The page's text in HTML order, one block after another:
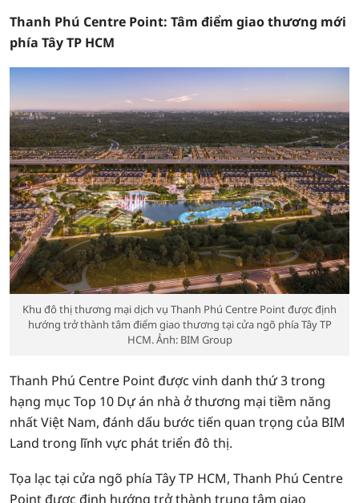
Thanh Phú Centre Point: Tâm điểm giao thương mới
phía Tây TP HCM
Khu đô thị thương mại dịch vụ Thanh Phú Centre Point được định
hướng trở thành tâm điểm giao thương tại cửa ngõ phía Tây TP
HCM. Ảnh: BIM Group
Thanh Phú Centre Point được vinh danh thứ 3 trong
hạng mục Top 10 Dự án nhà ở thương mại tiềm năng
nhất Việt Nam, đánh dấu bước tiến quan trọng của BIM
Land trong lĩnh vực phát triển đô thị.
Tọa lạc tại cửa ngõ phía Tây TP HCM, Thanh Phú Centre
Point được định hướng trở thành trung tâm giao